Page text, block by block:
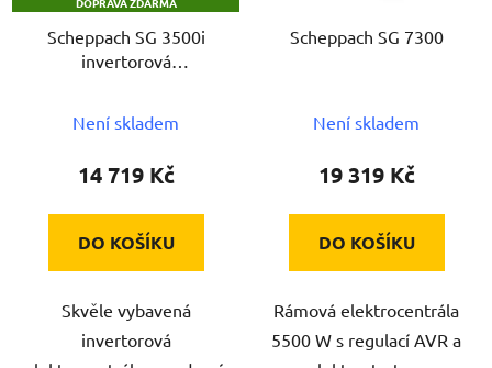
r
Scheppach SG 3500i
invertorová
Není skladem
14 719 Kč
DO KOŠÍKU
Skvěle vybavená
invertorová
Scheppach SG 7300
Není skladem
19 319 Kč
DO KOŠÍKU
Rámová elektrocentrála
5500 W s regulací AVR a